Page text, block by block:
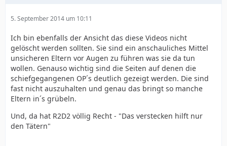
5. September 2014 um 10:11
Ich bin ebenfalls der Ansicht das diese Videos nicht
gelöscht werden sollten. Sie sind ein anschauliches Mittel
unsicheren Eltern vor Augen zu führen was sie da tun
wollen. Genauso wichtig sind die Seiten auf denen die
schiefgegangenen OP´s deutlich gezeigt werden. Die sind
fast nicht auszuhalten und genau das bringt so manche
Eltern in´s grübeln.
Und, da hat R2D2 völlig Recht - "Das verstecken hilft nur
den Tätern"